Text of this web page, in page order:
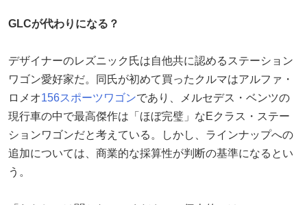
GLCが代わりになる？
デザイナーのレズニック氏は自他共に認めるステーション
ワゴン愛好家だ。同氏が初めて買ったクルマはアルファ・
ロメオ156スポーツワゴンであり、メルセデス・ベンツの
現行車の中で最高傑作は「ほぼ完璧」なEクラス・ステー
ションワゴンだと考えている。しかし、ラインナップへの
追加については、商業的な採算性が判断の基準になるとい
う。